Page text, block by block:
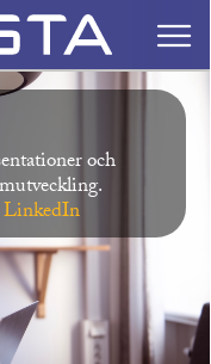
och
LinkedIn